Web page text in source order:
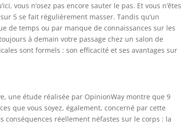
vous n’osez pas encore sauter le pas. Et vous n’êtes
5 se fait régulièrement masser. Tandis qu’un
de temps ou par manque de connaissances sur les
à demain votre passage chez un salon de
sont formels : son efficacité et ses avantages sur
une étude réalisée par OpinionWay montre que 9
que vous soyez, également, concerné par cette
conséquences réellement néfastes sur le corps : la